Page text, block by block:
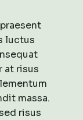
luctus
at risus
massa.
risus